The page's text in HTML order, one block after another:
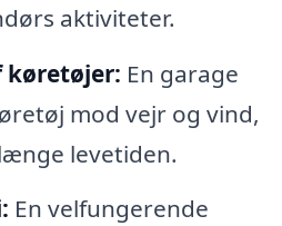
aktiviteter.
køretøjer: En garage
mod vejr og vind,
levetiden.
En velfungerende